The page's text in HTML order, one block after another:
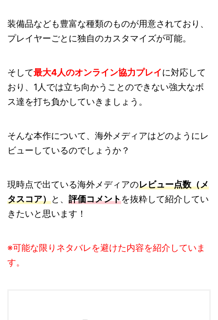
装備品なども豊富な種類のものが用意されており、
プレイヤーごとに独自のカスタマイズが可能。
そして最大4人のオンライン協力プレイに対応して
おり、1人では立ち向かうことのできない強大なボ
ス達を打ち負かしていきましょう。
そんな本作について、海外メディアはどのようにレ
ビューしているのでしょうか？
現時点で出ている海外メディアのレビュー点数（メ
タスコア）と、 評価コメントを抜粋して紹介してい
きたいと思います！
※可能な限りネタバレを避けた内容を紹介していま
す。